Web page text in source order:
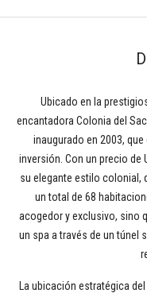
Ubicado en la
encantadora Colonia del
inaugurado en 2003,
inversión. Con un precio de
su elegante estilo colonial,
un total de 68
acogedor y exclusivo, sino
un spa a través de un túnel
La ubicación estratégica